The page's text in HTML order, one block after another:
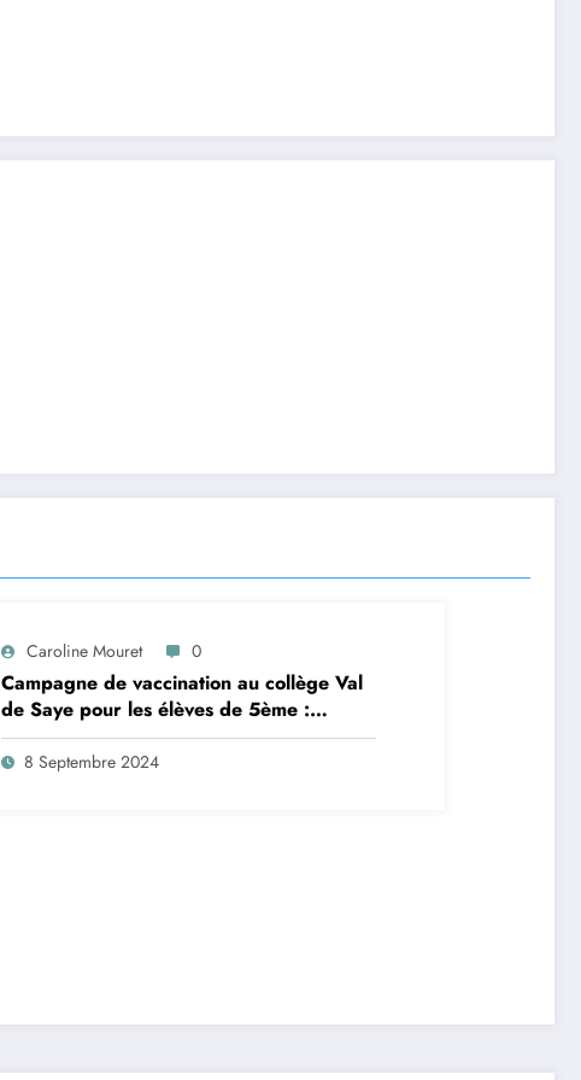
Caroline Mouret 0
Campagne de vaccination au collège Val
de Saye pour les élèves de 5ème :
inscription en ligne avant le 28
septembre 2024
8 Septembre 2024